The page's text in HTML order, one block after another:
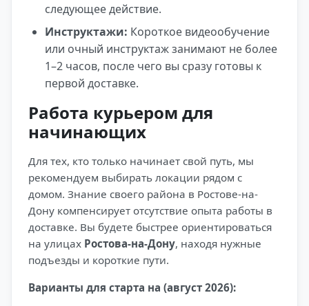
следующее действие.
Инструктажи: Короткое видеообучение
или очный инструктаж занимают не более
1–2 часов, после чего вы сразу готовы к
первой доставке.
Работа курьером для
начинающих
Для тех, кто только начинает свой путь, мы
рекомендуем выбирать локации рядом с
домом. Знание своего района в Ростове-на-
Дону компенсирует отсутствие опыта работы в
доставке. Вы будете быстрее ориентироваться
на улицах Ростова-на-Дону, находя нужные
подъезды и короткие пути.
Варианты для старта на (август 2026):